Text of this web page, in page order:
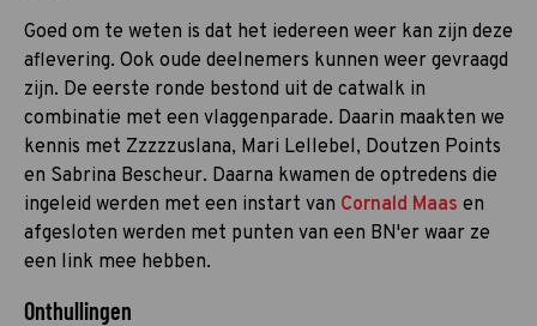
Goed om te weten is dat het iedereen weer kan zijn deze
aflevering. Ook oude deelnemers kunnen weer gevraagd
zijn. De eerste ronde bestond uit de catwalk in
combinatie met een vlaggenparade. Daarin maakten we
kennis met Zzzzzuslana, Mari Lellebel, Doutzen Points
en Sabrina Bescheur. Daarna kwamen de optredens die
ingeleid werden met een instart van Cornald Maas en
afgesloten werden met punten van een BN'er waar ze
een link mee hebben.
Onthullingen